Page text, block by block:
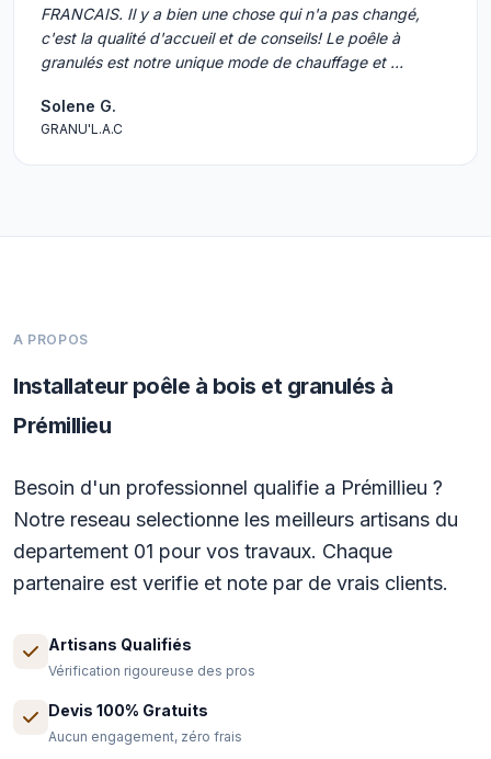
FRANCAIS. Il y a bien une chose qui n'a pas changé,
c'est la qualité d'accueil et de conseils! Le poêle à
granulés est notre unique mode de chauffage et …
Solene G.
GRANU'L.A.C
A PROPOS
Installateur poêle à bois et granulés à
Prémillieu
Besoin d'un professionnel qualifie a Prémillieu ?
Notre reseau selectionne les meilleurs artisans du
departement 01 pour vos travaux. Chaque
partenaire est verifie et note par de vrais clients.
Artisans Qualifiés
Vérification rigoureuse des pros
Devis 100% Gratuits
Aucun engagement, zéro frais